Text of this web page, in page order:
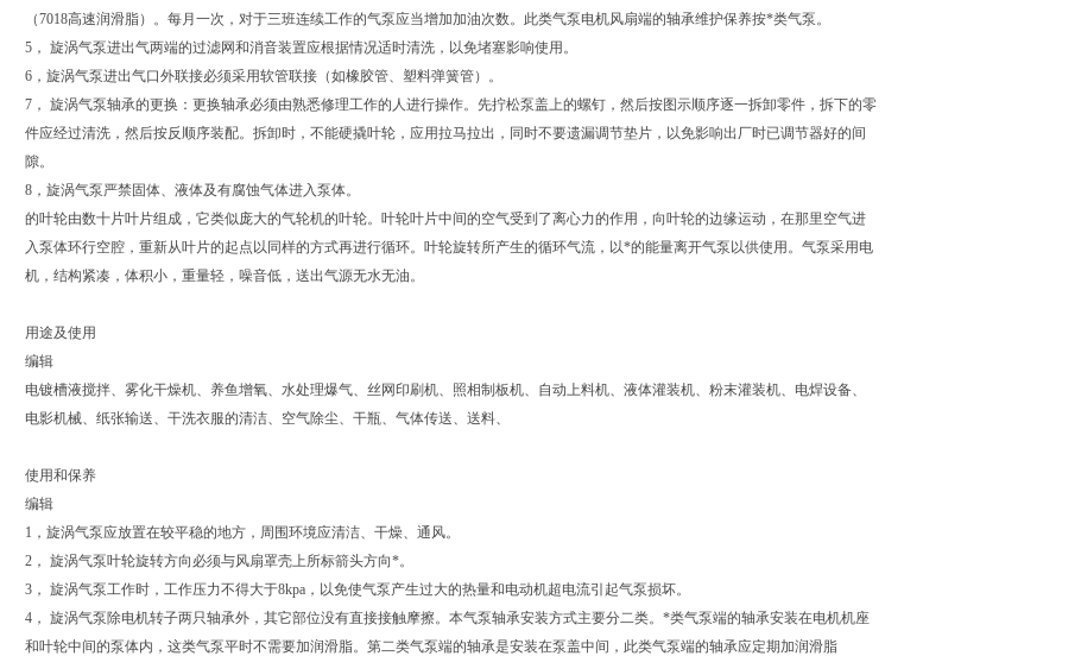
（7018高速润滑脂）。每月一次，对于三班连续工作的气泵应当增加加油次数。此类气泵电机风扇端的轴承维护保养按*类气泵。
5， 旋涡气泵进出气两端的过滤网和消音装置应根据情况适时清洗，以免堵塞影响使用。
6，旋涡气泵进出气口外联接必须采用软管联接（如橡胶管、塑料弹簧管）。
7， 旋涡气泵轴承的更换：更换轴承必须由熟悉修理工作的人进行操作。先拧松泵盖上的螺钉，然后按图示顺序逐一拆卸零件，拆下的零
件应经过清洗，然后按反顺序装配。拆卸时，不能硬撬叶轮，应用拉马拉出，同时不要遗漏调节垫片，以免影响出厂时已调节器好的间
隙。
8，旋涡气泵严禁固体、液体及有腐蚀气体进入泵体。
的叶轮由数十片叶片组成，它类似庞大的气轮机的叶轮。叶轮叶片中间的空气受到了离心力的作用，向叶轮的边缘运动，在那里空气进
入泵体环行空腔，重新从叶片的起点以同样的方式再进行循环。叶轮旋转所产生的循环气流，以*的能量离开气泵以供使用。气泵采用电
机，结构紧凑，体积小，重量轻，噪音低，送出气源无水无油。
用途及使用
编辑
电镀槽液搅拌、雾化干燥机、养鱼增氧、水处理爆气、丝网印刷机、照相制板机、自动上料机、液体灌装机、粉末灌装机、电焊设备、
电影机械、纸张输送、干洗衣服的清洁、空气除尘、干瓶、气体传送、送料、
使用和保养
编辑
1，旋涡气泵应放置在较平稳的地方，周围环境应清洁、干燥、通风。
2， 旋涡气泵叶轮旋转方向必须与风扇罩壳上所标箭头方向*。
3， 旋涡气泵工作时，工作压力不得大于8kpa，以免使气泵产生过大的热量和电动机超电流引起气泵损坏。
4， 旋涡气泵除电机转子两只轴承外，其它部位没有直接接触摩擦。本气泵轴承安装方式主要分二类。*类气泵端的轴承安装在电机机座
和叶轮中间的泵体内，这类气泵平时不需要加润滑脂。第二类气泵端的轴承是安装在泵盖中间，此类气泵端的轴承应定期加润滑脂